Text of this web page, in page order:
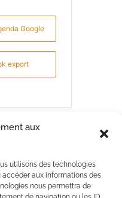
aux
utilisons des technologies
aux informations des
nous permettra de
Google
export